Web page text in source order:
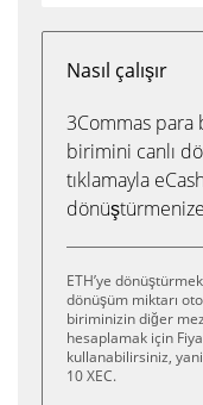
Nasıl çalışır
3Commas para
birimini canlı
tıklamayla
ETH’ye
dönüşüm miktarı
biriminizin diğer
hesaplamak için
kullanabilirsiniz, yani
10 XEC.